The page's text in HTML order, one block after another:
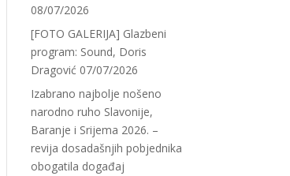
08/07/2026
[FOTO GALERIJA] Glazbeni
program: Sound, Doris
Dragović 07/07/2026
Izabrano najbolje nošeno
narodno ruho Slavonije,
Baranje i Srijema 2026. –
revija dosadašnjih pobjednika
obogatila događaj